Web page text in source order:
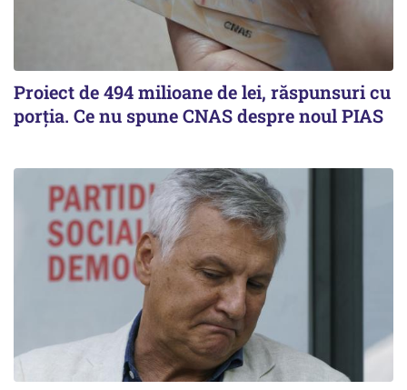
Proiect de 494 milioane de lei, răspunsuri cu
porția. Ce nu spune CNAS despre noul PIAS